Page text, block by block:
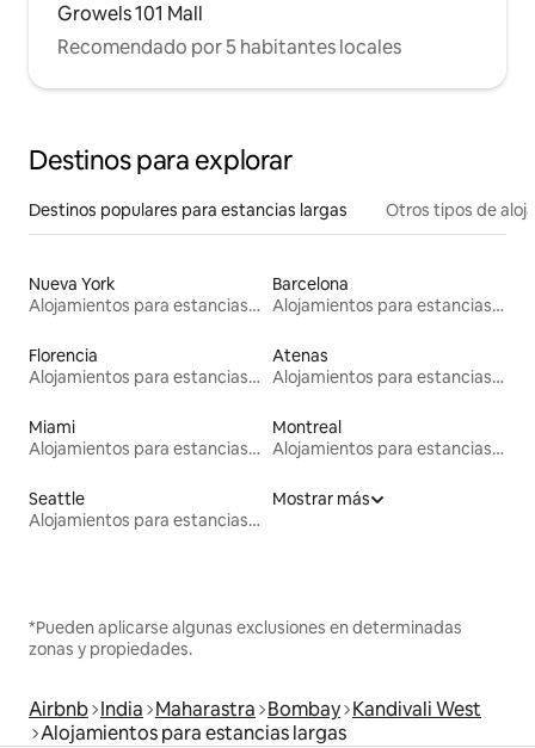
Growels 101 Mall
Recomendado por 5 habitantes locales
Destinos para explorar
Destinos populares para estancias largas Otros tipos de
Nueva York
Alojamientos para estancias largas
Barcelona
Alojamientos para estancias largas
Florencia
Alojamientos para estancias largas
Atenas
Alojamientos para estancias largas
Miami
Alojamientos para estancias largas
Montreal
Alojamientos para estancias largas
Seattle
Alojamientos para estancias largas
Mostrar más
*Pueden aplicarse algunas exclusiones en determinadas
zonas y propiedades.
Airbnb India Maharastra Bombay Kandivali West
Alojamientos para estancias largas